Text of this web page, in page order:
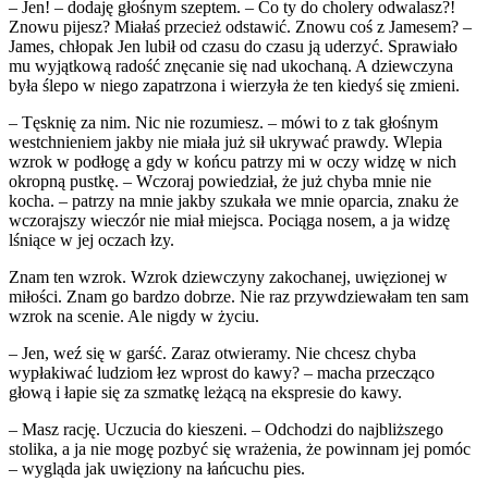
– Jen! – dodaję głośnym szeptem. – Co ty do cholery odwalasz?!
Znowu pijesz? Miałaś przecież odstawić. Znowu coś z Jamesem? –
James, chłopak Jen lubił od czasu do czasu ją uderzyć. Sprawiało
mu wyjątkową radość znęcanie się nad ukochaną. A dziewczyna
była ślepo w niego zapatrzona i wierzyła że ten kiedyś się zmieni.
– Tęsknię za nim. Nic nie rozumiesz. – mówi to z tak głośnym
westchnieniem jakby nie miała już sił ukrywać prawdy. Wlepia
wzrok w podłogę a gdy w końcu patrzy mi w oczy widzę w nich
okropną pustkę. – Wczoraj powiedział, że już chyba mnie nie
kocha. – patrzy na mnie jakby szukała we mnie oparcia, znaku że
wczorajszy wieczór nie miał miejsca. Pociąga nosem, a ja widzę
lśniące w jej oczach łzy.
Znam ten wzrok. Wzrok dziewczyny zakochanej, uwięzionej w
miłości. Znam go bardzo dobrze. Nie raz przywdziewałam ten sam
wzrok na scenie. Ale nigdy w życiu.
– Jen, weź się w garść. Zaraz otwieramy. Nie chcesz chyba
wypłakiwać ludziom łez wprost do kawy? – macha przecząco
głową i łapie się za szmatkę leżącą na ekspresie do kawy.
– Masz rację. Uczucia do kieszeni. – Odchodzi do najbliższego
stolika, a ja nie mogę pozbyć się wrażenia, że powinnam jej pomóc
– wygląda jak uwięziony na łańcuchu pies.